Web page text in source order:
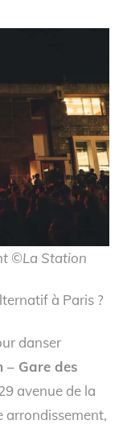
©La Station
à Paris ?
danser
– Gare des
avenue de la
arrondissement,